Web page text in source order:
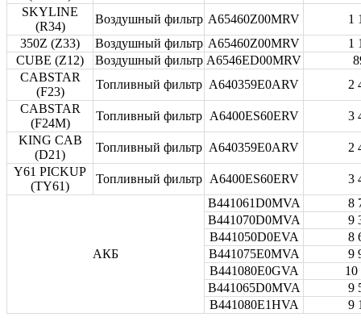
SKYLINE
(R34)
Воздушный фильтр A65460Z00MRV
1
350Z (Z33)
Воздушный фильтр A65460Z00MRV
1
CUBE (Z12)
Воздушный фильтр A6546ED00MRV
CABSTAR
(F23)
Топливный фильтр A640359E0ARV
2
CABSTAR
(F24M)
Топливный фильтр A6400ES60ERV
3
KING CAB
(D21)
Топливный фильтр A640359E0ARV
2
Y61 PICKUP
(TY61)
Топливный фильтр A6400ES60ERV 3
АКБ
B441061D0MVA
8
B441070D0MVA
9
B441050D0EVA
8
B441075E0MVA
9
B441080E0GVA
10
B441065D0MVA
9
B441080E1HVA
9